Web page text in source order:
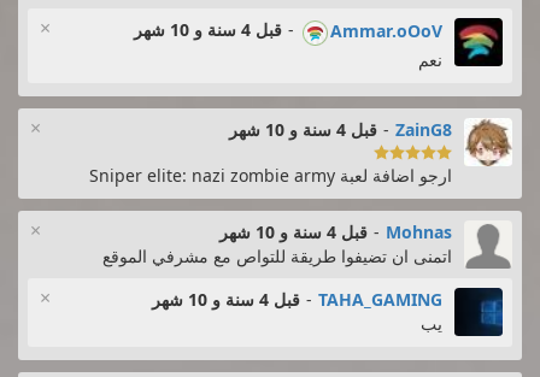
× Ammar.oOoV
- قبل 4 سنة و 10 شهر
نعم
× ZainG8
- قبل 4 سنة و 10 شهر

ارجو اضافة لعبة Sniper elite: nazi zombie army
× Mohnas
- قبل 4 سنة و 10 شهر
اتمنى ان تضيفوا طريقة للتواص مع مشرفي الموقع
× TAHA_GAMING
- قبل 4 سنة و 10 شهر
يب